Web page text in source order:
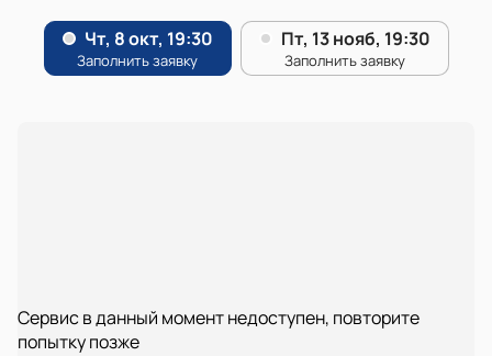
Сервис в данный момент недоступен, повторите
попытку позже